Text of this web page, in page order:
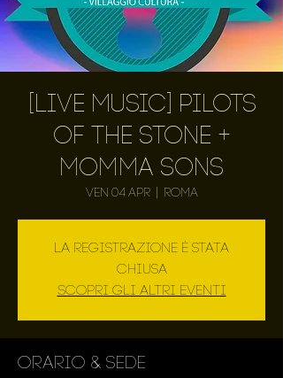
[Live Music] Pilots
of the stone +
momma sons
ven 04 apr
  |
Roma
La registrazione è stata
chiusa
Scopri gli altri eventi
Orario & Sede